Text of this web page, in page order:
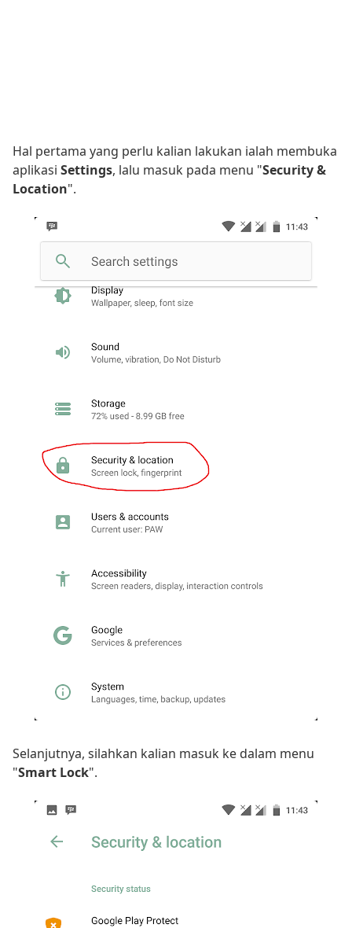
Hal pertama yang perlu kalian lakukan ialah membuka
aplikasi Settings, lalu masuk pada menu "Security &
Location".
Selanjutnya, silahkan kalian masuk ke dalam menu
"Smart Lock".